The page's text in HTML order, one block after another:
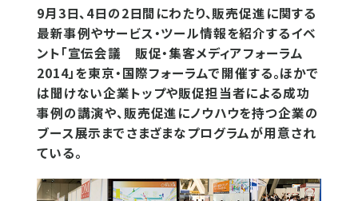
9月3日、4日の2日間にわたり、販売促進に関する
最新事例やサービス・ツール情報を紹介するイベ
ント「宣伝会議 販促・集客メディアフォーラム
2014」を東京・国際フォーラムで開催する。ほかで
は聞けない企業トップや販促担当者による成功
事例の講演や、販売促進にノウハウを持つ企業の
ブース展示までさまざまなプログラムが用意され
ている。